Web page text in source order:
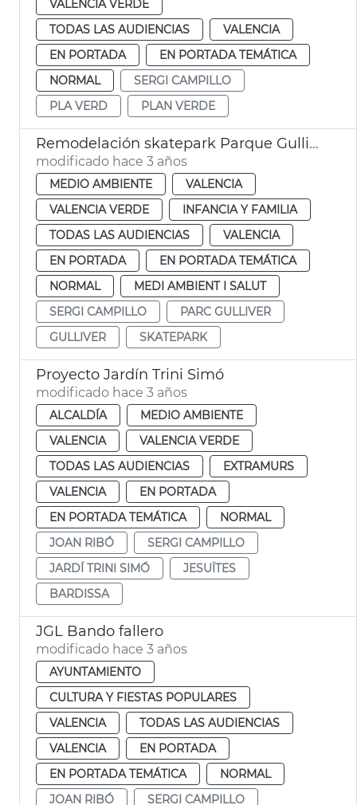
VALENCIA VERDE
TODAS LAS AUDIENCIAS
VALENCIA
EN PORTADA
EN PORTADA TEMÁTICA
NORMAL
SERGI CAMPILLO
PLA VERD
PLAN VERDE
Remodelación skatepark Parque Gulliver
modificado hace 3 años
MEDIO AMBIENTE
VALENCIA
VALENCIA VERDE
INFANCIA Y FAMILIA
TODAS LAS AUDIENCIAS
VALENCIA
EN PORTADA
EN PORTADA TEMÁTICA
NORMAL
MEDI AMBIENT I SALUT
SERGI CAMPILLO
PARC GULLIVER
GULLIVER
SKATEPARK
Proyecto Jardín Trini Simó
modificado hace 3 años
ALCALDÍA
MEDIO AMBIENTE
VALENCIA
VALENCIA VERDE
TODAS LAS AUDIENCIAS
EXTRAMURS
VALENCIA
EN PORTADA
EN PORTADA TEMÁTICA
NORMAL
JOAN RIBÓ
SERGI CAMPILLO
JARDÍ TRINI SIMÓ
JESUÏTES
BARDISSA
JGL Bando fallero
modificado hace 3 años
AYUNTAMIENTO
CULTURA Y FIESTAS POPULARES
VALENCIA
TODAS LAS AUDIENCIAS
VALENCIA
EN PORTADA
EN PORTADA TEMÁTICA
NORMAL
JOAN RIBÓ
SERGI CAMPILLO